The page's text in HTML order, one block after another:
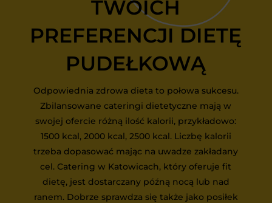
TWOICH
PREFERENCJI DIETĘ
PUDEŁKOWĄ
Odpowiednia zdrowa dieta to połowa sukcesu.
Zbilansowane cateringi dietetyczne mają w
swojej ofercie różną ilość kalorii, przykładowo:
1500 kcal, 2000 kcal, 2500 kcal. Liczbę kalorii
trzeba dopasować mając na uwadze zakładany
cel. Catering w Katowicach, który oferuje fit
dietę, jest dostarczany późną nocą lub nad
ranem. Dobrze sprawdza się także jako posiłek